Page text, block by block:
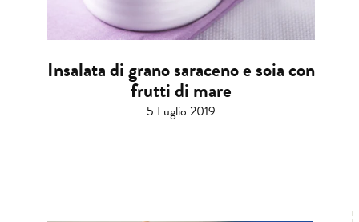
Insalata di grano saraceno e soia con
frutti di mare
5 Luglio 2019